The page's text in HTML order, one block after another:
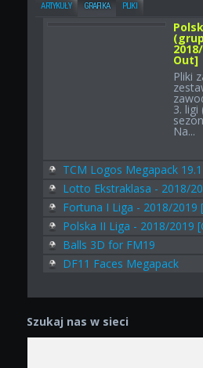
ARTYKUŁY GRAFIKA PLIKI
Out]
Pliki
3. ligi
Na...
TCM Logos Megapack 19.1
Lotto Ekstraklasa - 2018/
Fortuna I Liga - 2018/2019
Polska II Liga - 2018/2019
Balls 3D for FM19
DF11 Faces Megapack
Szukaj nas w sieci